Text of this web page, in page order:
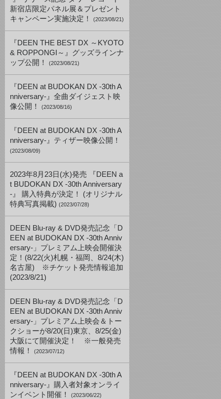
新宿店限定パネル展＆プレゼント
キャンペーン実施決定！
(2023/08/21)
『DEEN THE BEST DX ～KYOTO
& ROPPONGI～』グッズラインナ
ップ公開！
(2023/08/21)
『DEEN at BUDOKAN DX -30th A
nniversary-』全曲ダイジェスト映
像公開！
(2023/08/16)
『DEEN at BUDOKAN DX -30th A
nniversary-』ティザー映像公開！
(2023/08/09)
2023年8月23日(水)発売 『DEEN a
t BUDOKAN DX -30th Anniversary
-』 購入特典が決定！ (オリジナル
特典写真掲載) (2023/07/28)
DEEN Blu-ray & DVD発売記念「D
EEN at BUDOKAN DX -30th Anniv
ersary-」プレミアム上映会開催決
定！(8/22(火)札幌・福岡、8/24(木)
名古屋) ※チケット発売情報追加
(2023/8/21)
DEEN Blu-ray & DVD発売記念「D
EEN at BUDOKAN DX -30th Anniv
ersary-」プレミアム上映会＆トー
クショーが8/20(日)東京、8/25(金)
大阪にて開催決定！ ※一般発売
情報！
(2023/07/12)
『DEEN at BUDOKAN DX -30th A
nniversary-』購入者対象オンライ
ンイベント開催！
(2023/06/22)